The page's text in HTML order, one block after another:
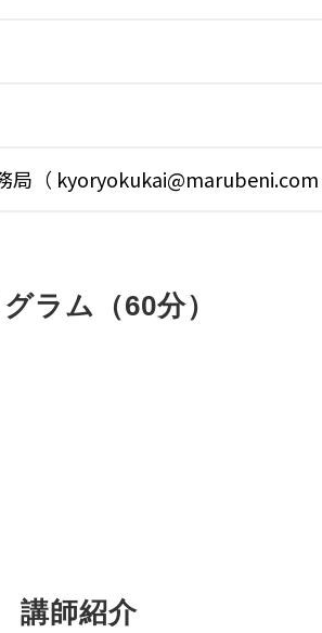
局（
ラム（60分）
講師紹介